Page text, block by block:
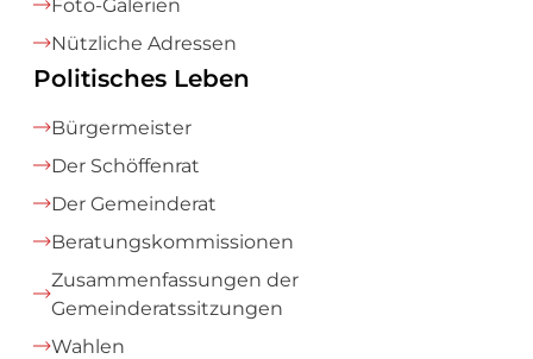
Foto-Galerien
Nützliche Adressen
Politisches Leben
Bürgermeister
Der Schöffenrat
Der Gemeinderat
Beratungskommissionen
Zusammenfassungen der
Gemeinderatssitzungen
Wahlen